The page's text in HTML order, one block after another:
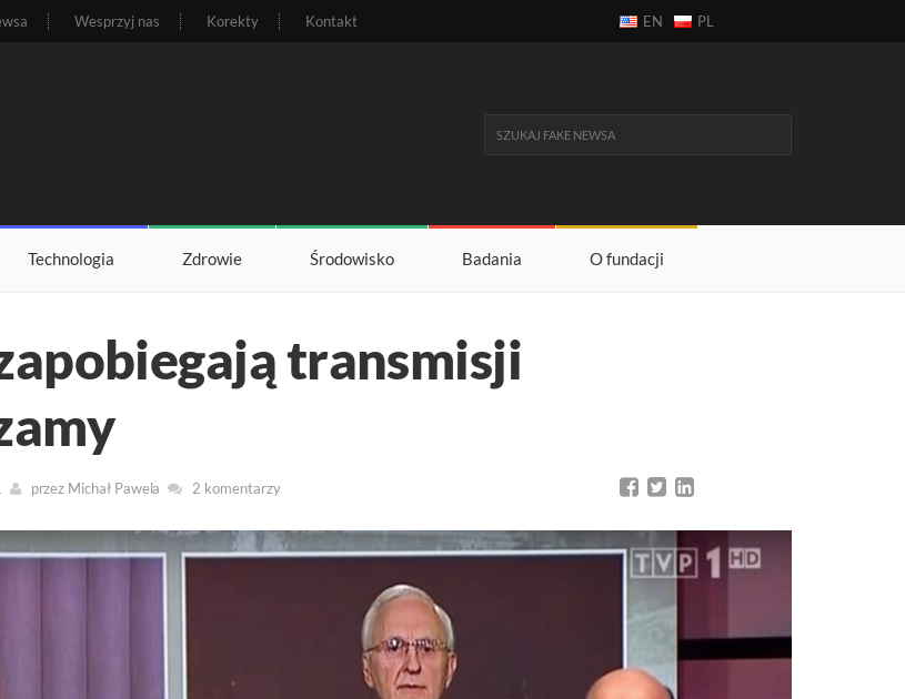
Wesprzyj nas Korekty Kontakt EN PL
Technologia Zdrowie Środowisko Badania O fundacji
transmisji
przez Michał Pawela 2 komentarzy